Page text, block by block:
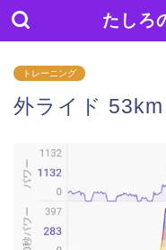
たしろ
トレーニング
外ライド